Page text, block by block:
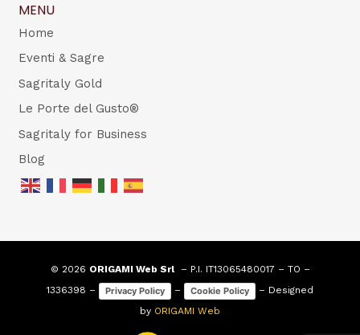
MENU
Home
Eventi & Sagre
Sagritaly Gold
Le Porte del Gusto®
Sagritaly for Business
Blog
© 2026 ORIGAMI Web Srl– P.I. IT13065480017 – TO –
1336398 –
Privacy Policy – Cookie Policy
– Designed
by ORIGAMI Web